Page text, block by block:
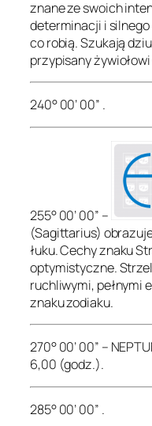
znane ze swoich
determinacji i
co robią. Szukają
przypisany
240° 00’ 00” .
255° 00’ 00” –
(Sagittarius)
łuku. Cechy znaku
optymistyczne.
ruchliwymi, pełnymi
znaku zodiaku.
270° 00’ 00” –
6,00 (godz.).
285° 00’ 00” .